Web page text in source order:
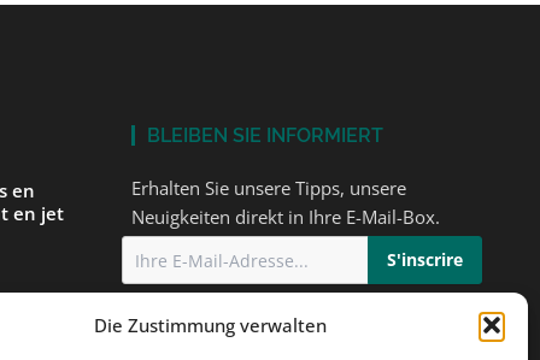
Die Zustimmung verwalten
en
en jet
BLEIBEN SIE INFORMIERT
Erhalten Sie unsere Tipps, unsere
Neuigkeiten direkt in Ihre E-Mail-Box.
zu